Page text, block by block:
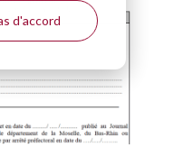
d'accord